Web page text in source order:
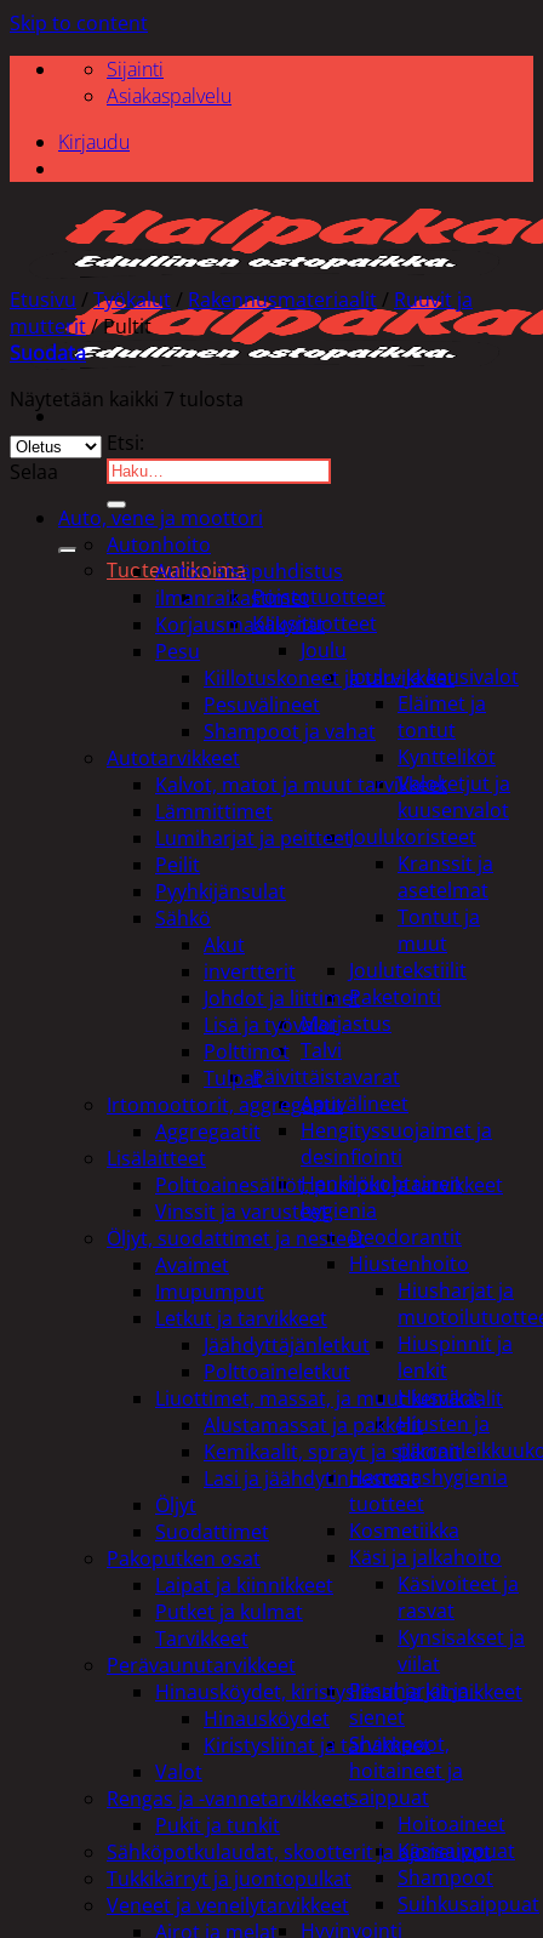
Skip to content
Sijainti
Asiakaspalvelu
Kirjaudu
Etsi:
Tuotevalikoima
Poistotuotteet
Kausituotteet
Joulu
Joulu- ja kausivalot
Eläimet ja
tontut
Kyntteliköt
Valoketjut ja
kuusenvalot
Joulukoristeet
Kranssit ja
asetelmat
Tontut ja
muut
Joulutekstiilit
Paketointi
Marjastus
Talvi
Päivittäistavarat
Apuvälineet
Hengityssuojaimet ja
desinfiointi
Henkilökohtainen
hygienia
Deodorantit
Hiustenhoito
Hiusharjat ja
Hiuspinnit ja
lenkit
Hiusvärit
Hiusten ja
Hammashygienia
tuotteet
Kosmetiikka
Käsi ja jalkahoito
Käsivoiteet ja
rasvat
Kynsisakset ja
viilat
Pesuharjat ja -
sienet
Shampoot,
hoitaineet ja
saippuat
Hoitoaineet
Käsisaippuat
Shampoot
Suihkusaippuat
Hyvinvointi
Etusivu / Työkalut / Rakennusmateriaalit / Ruuvit ja
mutterit/Pultit
Suodata
Näytetään kaikki 7 tulosta
Selaa
Auto, vene ja moottori
Autonhoito
Auton sisäpuhdistus
ilmanraikastimet
Korjausmaalikynät
Pesu
Kiillotuskoneet ja tarvikkeet
Pesuvälineet
Shampoot ja vahat
Autotarvikkeet
Kalvot, matot ja muut tarvikkeet
Lämmittimet
Lumiharjat ja peitteet
Peilit
Pyyhkijänsulat
Sähkö
Akut
invertterit
Johdot ja liittimet
Lisä ja työvalot
Polttimot
Tulpat
Irtomoottorit, aggregaatit
Aggregaatit
Lisälaitteet
Polttoainesäiliöt, pumput ja tarvikkeet
Vinssit ja varusteet
Öljyt, suodattimet ja nesteet
Avaimet
Imupumput
Letkut ja tarvikkeet
Jäähdyttäjänletkut
Polttoaineletkut
Liuottimet, massat, ja muut kemikaalit
Alustamassat ja pakkelit
Kemikaalit, sprayt ja silikonit
Lasi ja jäähdytinnesteet
Öljyt
Suodattimet
Pakoputken osat
Laipat ja kiinnikkeet
Putket ja kulmat
Tarvikkeet
Perävaunutarvikkeet
Hinausköydet, kiristysliinat ja kiinnikkeet
Hinausköydet
Kiristysliinat ja tarvikkeet
Valot
Rengas ja -vannetarvikkeet
Pukit ja tunkit
Sähköpotkulaudat, skootterit ja ajoneuvot
Tukkikärryt ja juontopulkat
Veneet ja veneilytarvikkeet
Airot ja melat